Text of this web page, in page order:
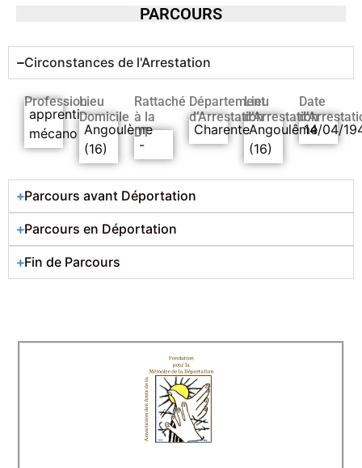
PARCOURS
Circonstances de l'Arrestation
Profession
apprenti
mécano
Lieu
Domicile
Angoulème
(16)
Rattaché
à la
DT
-
Département
d’Arrestation
Charente
Lieu
d’Arrestation
Angoulême
(16)
Date
14/04/
Parcours avant Déportation
Parcours en Déportation
Fin de Parcours